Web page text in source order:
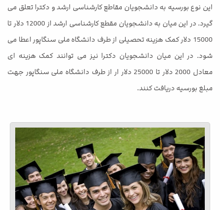
این نوع بورسیه به دانشجویان مقاطع کارشناسی ارشد و دکترا تعلق می
گیرد. در این میان به دانشجویان مقطع کارشناسی ارشد از 12000 دلار تا
15000 دلار کمک هزینه تحصیلی از طرف دانشگاه ملی سنگاپور اعطا می
شود. در این میان دانشجویان دکترا نیز می توانند کمک هزینه ای
معادل 2000 دلار تا 25000 دلار ار از طرف دانشگاه ملی سنگاپور جهت
مبلغ بورسیه دریافت کنند.